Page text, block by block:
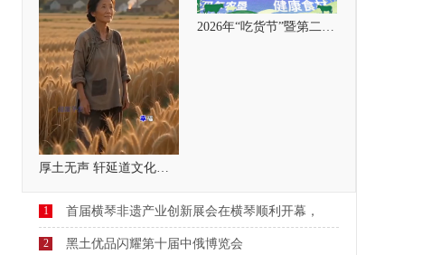
厚土无声 轩延道文化，疗愈自己，温暖他人
2026年“吃货节”暨第二届呼伦贝尔大草
1 首届横琴非遗产业创新展会在横琴顺利开幕，
2 黑土优品闪耀第十届中俄博览会